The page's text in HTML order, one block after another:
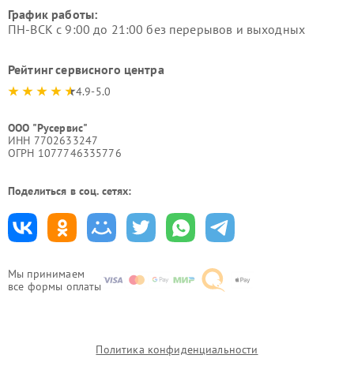
Мы принимаем
все формы оплаты
График работы:
ПН-ВСК с 9:00 до 21:00 без перерывов и выходных
Рейтинг сервисного центра
4.9-5.0
ООО "Русервис"
ИНН 7702633247
ОГРН 1077746335776
Поделиться в соц. сетях:
Политика конфиденциальности